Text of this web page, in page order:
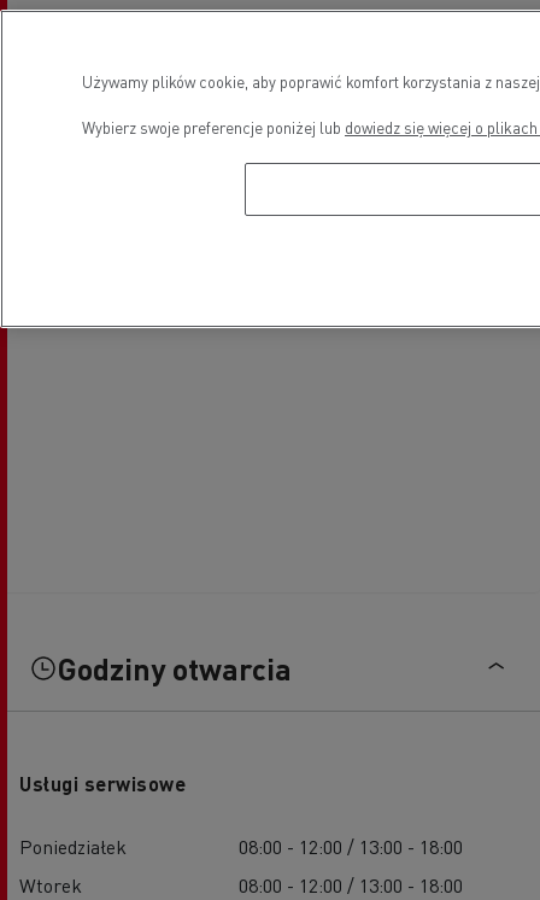
Godziny otwarcia
Usługi serwisowe
Poniedziałek
08:00 - 12:00 / 13:00 - 18:00
Wtorek
08:00 - 12:00 / 13:00 - 18:00
Używamy plików cookie, aby poprawić komfort korzystania z
Wybierz swoje preferencje poniżej lub dowiedz się więcej o